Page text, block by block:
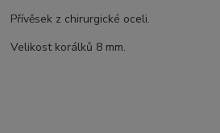
Přívěsek z chirurgické oceli.
Velikost korálků 8 mm.